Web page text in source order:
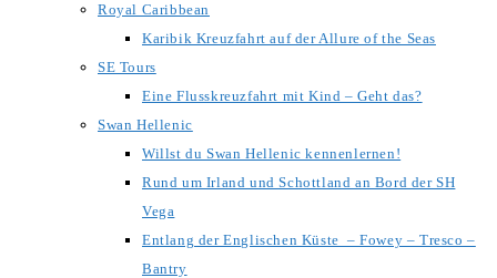
Royal Caribbean
Karibik Kreuzfahrt auf der Allure of the Seas
SE Tours
Eine Flusskreuzfahrt mit Kind – Geht das?
Swan Hellenic
Willst du Swan Hellenic kennenlernen!
Rund um Irland und Schottland an Bord der SH
Vega
Entlang der Englischen Küste – Fowey – Tresco –
Bantry